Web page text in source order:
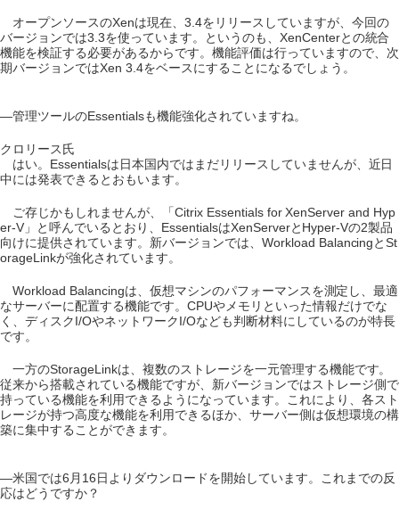
オープンソースのXenは現在、3.4をリリースしていますが、今回の
バージョンでは3.3を使っています。というのも、XenCenterとの統合
機能を検証する必要があるからです。機能評価は行っていますので、次
期バージョンではXen 3.4をベースにすることになるでしょう。
―管理ツールのEssentialsも機能強化されていますね。
クロリース氏
はい。Essentialsは日本国内ではまだリリースしていませんが、近日
中には発表できるとおもいます。
ご存じかもしれませんが、「Citrix Essentials for XenServer and Hyp
er-V」と呼んでいるとおり、EssentialsはXenServerとHyper-Vの2製品
向けに提供されています。新バージョンでは、Workload BalancingとSt
orageLinkが強化されています。
Workload Balancingは、仮想マシンのパフォーマンスを測定し、最適
なサーバーに配置する機能です。CPUやメモリといった情報だけでな
く、ディスクI/OやネットワークI/Oなども判断材料にしているのが特長
です。
一方のStorageLinkは、複数のストレージを一元管理する機能です。
従来から搭載されている機能ですが、新バージョンではストレージ側で
持っている機能を利用できるようになっています。これにより、各スト
レージが持つ高度な機能を利用できるほか、サーバー側は仮想環境の構
築に集中することができます。
―米国では6月16日よりダウンロードを開始しています。これまでの反
応はどうですか？